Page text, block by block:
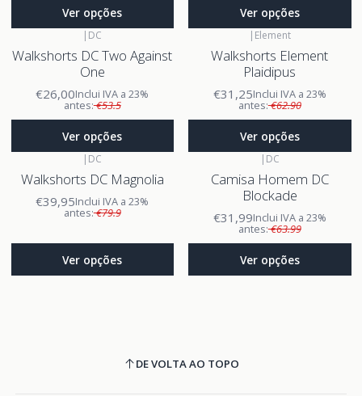
Ver opções Ver opções
| DC
Walkshorts DC Two Against
One
€26,00Inclui IVA a 23%
antes:€53.5
Ver opções
| Element
Walkshorts Element
Plaidipus
€31,25Inclui IVA a 23%
antes:€62.90
Ver opções
| DC
Walkshorts DC Magnolia
€39,95Inclui IVA a 23%
antes:€79.9
Ver opções
| DC
Camisa Homem DC
Blockade
€31,99Inclui IVA a 23%
antes:€63.99
Ver opções
DE VOLTA AO TOPO